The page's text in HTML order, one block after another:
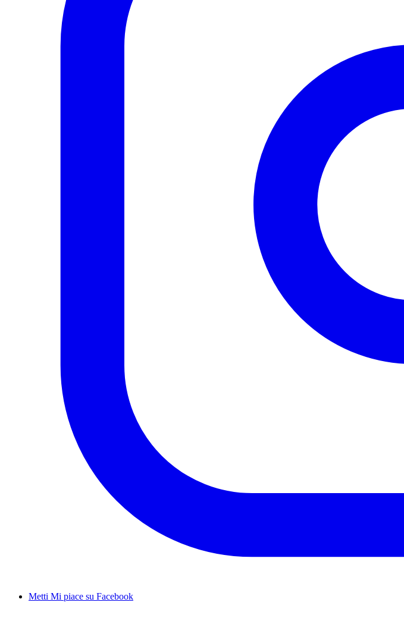
Metti Mi piace su Facebook